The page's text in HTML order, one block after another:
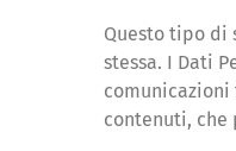
Questo tipo
stessa. I Dati
contenuti, che